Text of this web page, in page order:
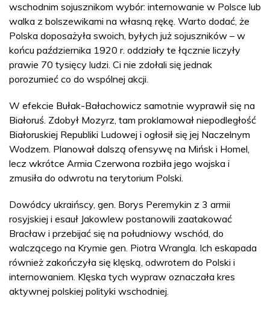
wschodnim sojusznikom wybór: internowanie w Polsce lub
walka z bolszewikami na własną rękę. Warto dodać, że
Polska doposażyła swoich, byłych już sojuszników – w
końcu października 1920 r. oddziały te łącznie liczyły
prawie 70 tysięcy ludzi. Ci nie zdołali się jednak
porozumieć co do wspólnej akcji.
W efekcie Bułak-Bałachowicz samotnie wyprawił się na
Białoruś. Zdobył Mozyrz, tam proklamował niepodległość
Białoruskiej Republiki Ludowej i ogłosił się jej Naczelnym
Wodzem. Planował dalszą ofensywę na Mińsk i Homel,
lecz wkrótce Armia Czerwona rozbiła jego wojska i
zmusiła do odwrotu na terytorium Polski.
Dowódcy ukraińscy, gen. Borys Peremykin z 3 armii
rosyjskiej i esauł Jakowlew postanowili zaatakować
Bracław i przebijać się na południowy wschód, do
walczącego na Krymie gen. Piotra Wrangla. Ich eskapada
również zakończyła się klęską, odwrotem do Polski i
internowaniem. Klęska tych wypraw oznaczała kres
aktywnej polskiej polityki wschodniej.